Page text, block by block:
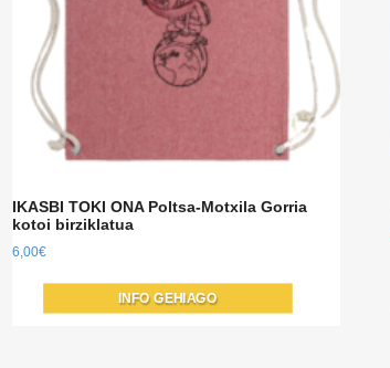
IKASBI TOKI ONA Poltsa-Motxila Gorria
kotoi birziklatua
6,00€
INFO GEHIAGO